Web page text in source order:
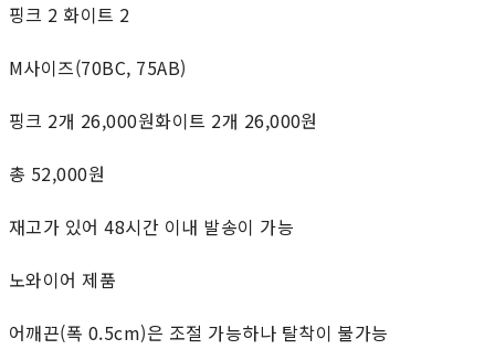
핑크 2 화이트 2
M사이즈(70BC, 75AB)
핑크 2개 26,000원화이트 2개 26,000원
총 52,000원
재고가 있어 48시간 이내 발송이 가능
노와이어 제품
어깨끈(폭 0.5cm)은 조절 가능하나 탈착이 불가능